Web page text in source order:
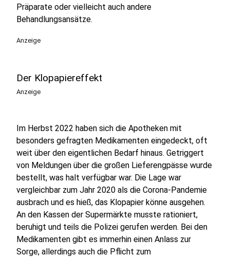
Präparate oder vielleicht auch andere
Behandlungsansätze.
Anzeige
Der Klopapiereffekt
Anzeige
Im Herbst 2022 haben sich die Apotheken mit
besonders gefragten Medikamenten eingedeckt, oft
weit über den eigentlichen Bedarf hinaus. Getriggert
von Meldungen über die großen Lieferengpässe wurde
bestellt, was halt verfügbar war. Die Lage war
vergleichbar zum Jahr 2020 als die Corona-Pandemie
ausbrach und es hieß, das Klopapier könne ausgehen.
An den Kassen der Supermärkte musste rationiert,
beruhigt und teils die Polizei gerufen werden. Bei den
Medikamenten gibt es immerhin einen Anlass zur
Sorge, allerdings auch die Pflicht zum